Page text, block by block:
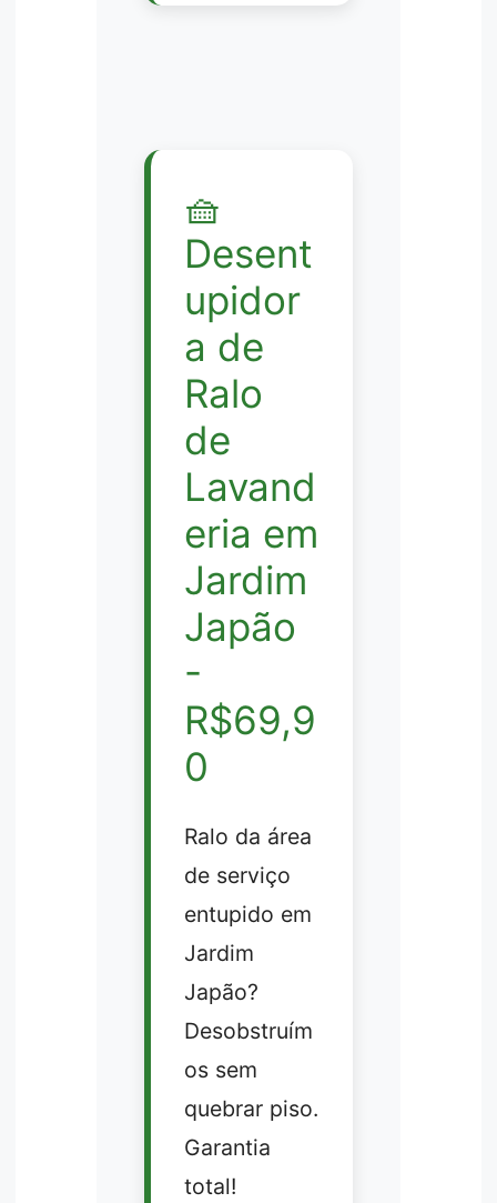
🧺
Desent
upidor
a de
Ralo
de
Lavand
eria em
Jardim
Japão
-
R$69,9
0
Ralo da área
de serviço
entupido em
Jardim
Japão?
Desobstruím
os sem
quebrar piso.
Garantia
total!